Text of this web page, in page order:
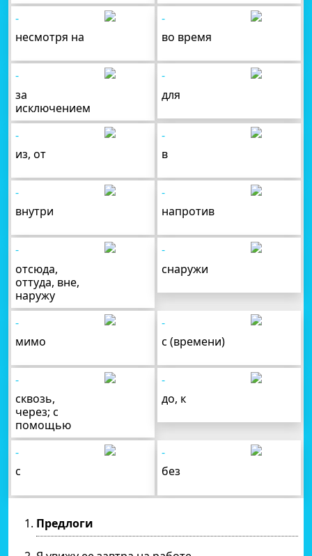
-
несмотря на
-
во время
-
за
исключением
-
для
-
из, от
-
в
-
внутри
-
напротив
-
отсюда,
оттуда, вне,
наружу
-
снаружи
-
мимо
-
с (времени)
-
сквозь,
через; с
помощью
-
до, к
-
с
-
без
Предлоги